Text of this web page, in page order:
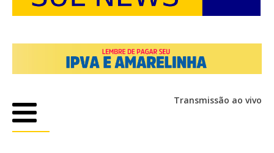
Transmissão ao vivo